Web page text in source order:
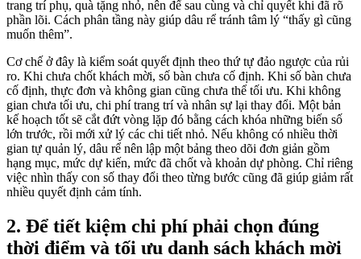
trang trí phụ, quà tặng nhỏ, nên để sau cùng và chỉ quyết khi đã rõ
phần lõi. Cách phân tầng này giúp dâu rể tránh tâm lý “thấy gì cũng
muốn thêm”.
Cơ chế ở đây là kiểm soát quyết định theo thứ tự đảo ngược của rủi
ro. Khi chưa chốt khách mời, số bàn chưa cố định. Khi số bàn chưa
cố định, thực đơn và không gian cũng chưa thể tối ưu. Khi không
gian chưa tối ưu, chi phí trang trí và nhân sự lại thay đổi. Một bản
kế hoạch tốt sẽ cắt đứt vòng lặp đó bằng cách khóa những biến số
lớn trước, rồi mới xử lý các chi tiết nhỏ. Nếu không có nhiều thời
gian tự quản lý, dâu rể nên lập một bảng theo dõi đơn giản gồm
hạng mục, mức dự kiến, mức đã chốt và khoản dự phòng. Chỉ riêng
việc nhìn thấy con số thay đổi theo từng bước cũng đã giúp giảm rất
nhiều quyết định cảm tính.
2. Để tiết kiệm chi phí phải chọn đúng
thời điểm và tối ưu danh sách khách mời